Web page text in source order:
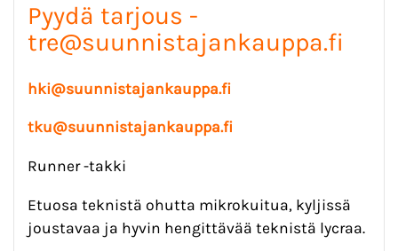
Pyydä tarjous -
tre@suunnistajankauppa.fi
hki@suunnistajankauppa.fi
tku@suunnistajankauppa.fi
Runner -takki
Etuosa teknistä ohutta mikrokuitua, kyljissä
joustavaa ja hyvin hengittävää teknistä lycraa.